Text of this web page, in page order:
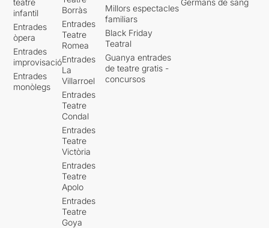
infantil
Entrades
òpera
Entrades
improvisació
Entrades
monòlegs
Borràs
Entrades
Teatre
Romea
Entrades
La
Villarroel
Entrades
Teatre
Condal
Entrades
Teatre
Victòria
Entrades
Teatre
Apolo
Entrades
Teatre
Goya
Millors espectacles
familiars
Black Friday
Teatral
Guanya entrades
de teatre gratis -
concursos